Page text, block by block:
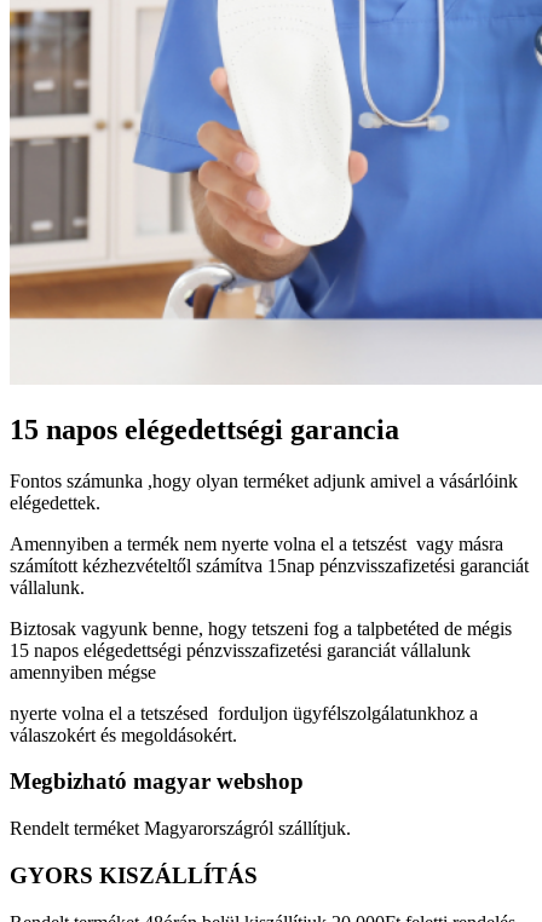
15 napos elégedettségi garancia
Fontos számunka ,hogy olyan terméket adjunk amivel a vásárlóink
elégedettek.
Amennyiben a termék nem nyerte volna el a tetszést vagy másra
számított kézhezvételtől számítva 15nap pénzvisszafizetési garanciát
vállalunk.
Biztosak vagyunk benne, hogy tetszeni fog a talpbetéted de mégis
15 napos elégedettségi pénzvisszafizetési garanciát vállalunk
amennyiben mégse
nyerte volna el a tetszésed forduljon ügyfélszolgálatunkhoz a
válaszokért és megoldásokért.
Megbizható magyar webshop
Rendelt terméket Magyarországról szállítjuk.
GYORS KISZÁLLÍTÁS